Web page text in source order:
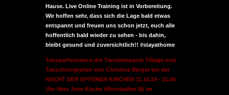
Hause. Live Online Training ist in Vorbereitung.
Wir hoffen sehr, dass sich die Lage bald etwas
entspannt und freuen uns schon jetzt, euch alle
hoffentlich bald wieder zu sehen - bis dahin,
bleibt gesund und zuversichtlich!! #stayathome
Tanzperformance der Tanzkompanie Tétage und
Tanzchoregrafien von Christina Berger bei der
NACHT DER OFFENEN KIRCHEN 11.10.19 - 21.00
Uhr Herz Jesu Kirche Viktoriaallee 55 im